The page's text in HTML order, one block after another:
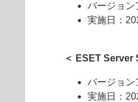
バージョン
実施日：
＜ ESET
バージョン
実施日：